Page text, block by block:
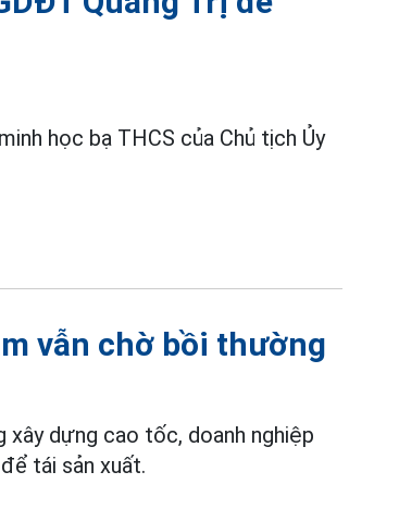
học bạ THCS của Chủ tịch Ủy
vẫn chờ bồi thường
xây dựng cao tốc, doanh nghiệp
tái sản xuất.